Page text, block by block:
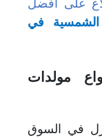
على أفضل
في
مولدات
في السوق